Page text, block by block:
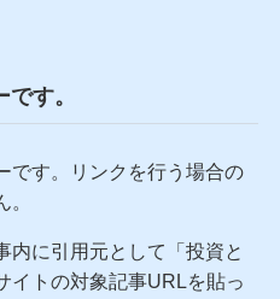
す。
です。リンクを行う場合の
内に引用元として「投資と
イトの対象記事URLを貼っ